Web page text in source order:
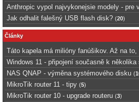
Anthropic vypol najvykonejsie modely - pre
Jak odhalit falešný USB flash disk? (20)
Články
Táto kapela má milióny fanúšikov. Až na to,
Windows 11 - připojení současně k
NAS QNAP - výměna systémového disku (
MikroTik router 11 - tipy (5)
MikroTik router 10 - upgrade routeru (3)